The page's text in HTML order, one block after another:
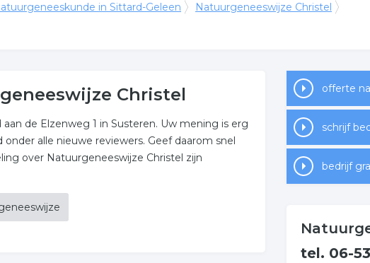
in Sittard-Geleen Natuurgeneeswijze Christel
Christel
aan de Elzenweg 1 in Susteren. Uw mening is erg
alle nieuwe reviewers. Geef daarom snel
over Natuurgeneeswijze Christel zijn
schrijf
bedrijf
tel. 06-